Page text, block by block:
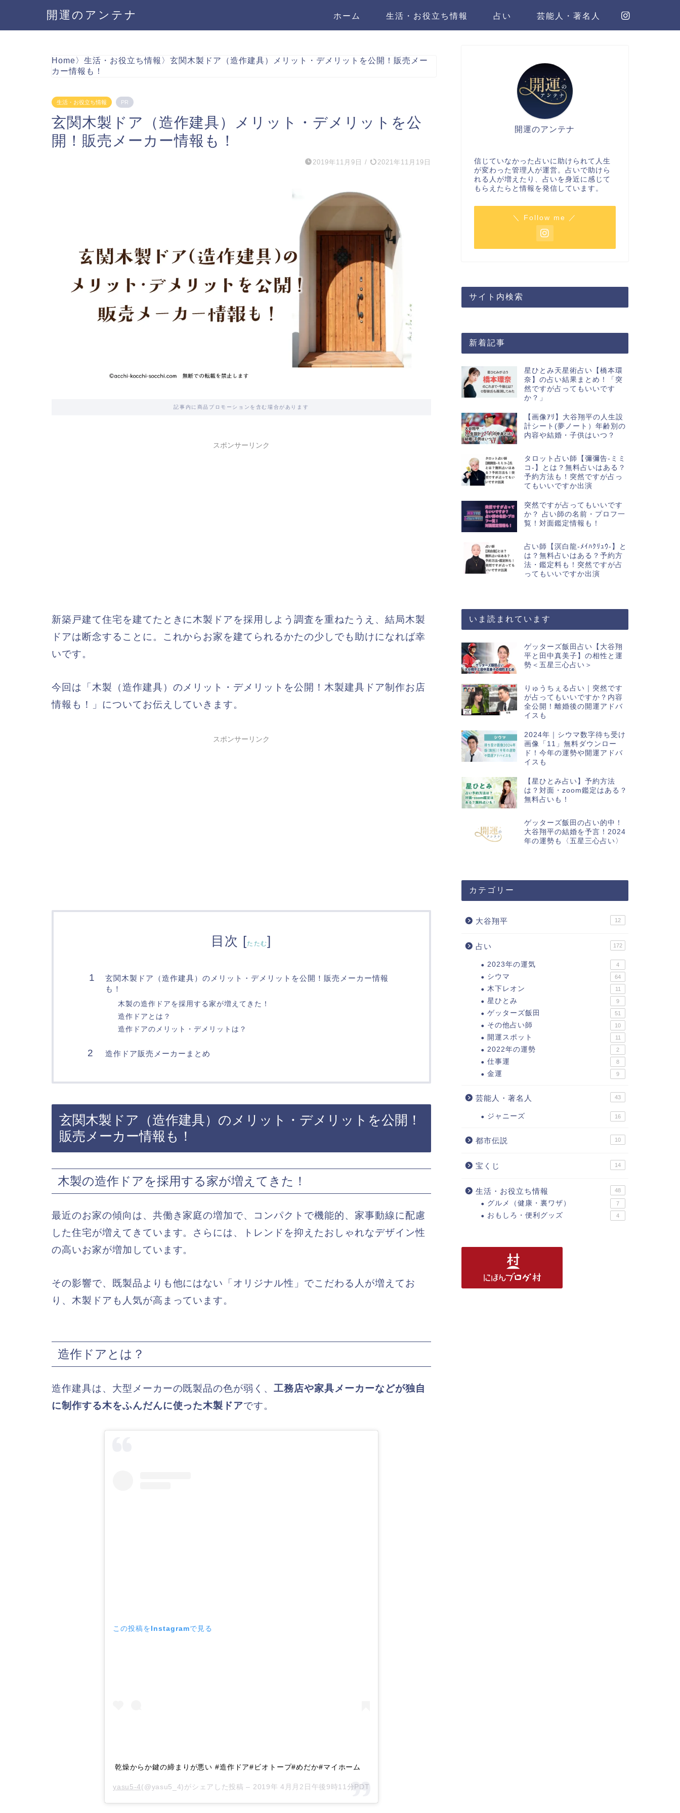
開運のアンテナ ホーム 生活・お役立ち情報 占い 芸能人・著名人
Home〉 生活・お役立ち情報 〉 玄関木製ドア（造作建具）メリット・デメリットを公開！販売メー
カー情報も！
生活・お役立ち情報 PR
玄関木製ドア（造作建具）メリット・デメリットを公
開！販売メーカー情報も！
2019年11月9日 / 2021年11月19日
記事内に商品プロモーションを含む場合があります
スポンサーリンク
新築戸建て住宅を建てたときに木製ドアを採用しよう調査を重ねたうえ、結局木製
ドアは断念することに。これからお家を建てられるかたの少しでも助けになれば幸
いです。
今回は「木製（造作建具）のメリット・デメリットを公開！木製建具ドア制作お店
情報も！」についてお伝えしていきます。
スポンサーリンク
目次 [たたむ]
玄関木製ドア（造作建具）のメリット・デメリットを公開！販売メーカー情報
も！
木製の造作ドアを採用する家が増えてきた！
造作ドアとは？
造作ドアのメリット・デメリットは？
造作ドア販売メーカーまとめ
玄関木製ドア（造作建具）のメリット・デメリットを公開！
販売メーカー情報も！
木製の造作ドアを採用する家が増えてきた！
最近のお家の傾向は、共働き家庭の増加で、コンパクトで機能的、家事動線に配慮
した住宅が増えてきています。さらには、トレンドを抑えたおしゃれなデザイン性
の高いお家が増加しています。
その影響で、既製品よりも他にはない「オリジナル性」でこだわる人が増えてお
り、木製ドアも人気が高まっています。
造作ドアとは？
造作建具は、大型メーカーの既製品の色が弱く、工務店や家具メーカーなどが独自
に制作する木をふんだんに使った木製ドアです。
この投稿をInstagramで見る
乾燥からか鍵の締まりが悪い #造作ドア#ビオトープ#めだか#マイホーム
yasu5-4(@yasu5_4)がシェアした投稿 – 2019年 4月月2日午後9時11分PDT
開運のアンテナ
信じていなかった占いに助けられて人生
が変わった管理人が運営。占いで助けら
れる人が増えたり、占いを身近に感じて
もらえたらと情報を発信しています。
＼ Follow me ／
サイト内検索
新着記事
星ひとみ天星術占い【橋本環
奈】の占い結果まとめ！「突
然ですが占ってもいいです
か？」
【画像ｱﾘ】大谷翔平の人生設
計シート(夢ノート）年齢別の
内容や結婚・子供はいつ？
タロット占い師【彌彌告-ミミ
コ-】とは？無料占いはある？
予約方法も！突然ですが占っ
てもいいですか出演
突然ですが占ってもいいです
か？ 占い師の名前・プロフ一
覧！対面鑑定情報も！
占い師【溟白龍-ﾒｲﾊｸﾘｭｳ-】と
は？無料占いはある？予約方
法・鑑定料も！突然ですが占
ってもいいですか出演
いま読まれています
ゲッターズ飯田占い【大谷翔
平と田中真美子】の相性と運
勢＜五星三心占い＞
りゅうちぇる占い｜突然です
が占ってもいいですか？内容
全公開！離婚後の開運アドバ
イスも
2024年｜シウマ数字待ち受け
画像「11」無料ダウンロー
ド！今年の運勢や開運アドバ
イスも
【星ひとみ占い】予約方法
は？対面・zoom鑑定はある？
無料占いも！
ゲッターズ飯田の占い的中！
大谷翔平の結婚を予言！2024
年の運勢も〈五星三心占い〉
カテゴリー
大谷翔平 12
占い 172
2023年の運気 4
シウマ 64
木下レオン 11
星ひとみ 9
ゲッターズ飯田 51
その他占い師 10
開運スポット 11
2022年の運勢 2
仕事運 8
金運 9
芸能人・著名人 43
ジャニーズ 16
都市伝説 10
宝くじ 14
生活・お役立ち情報 48
グルメ（健康・裏ワザ） 7
おもしろ・便利グッズ 4